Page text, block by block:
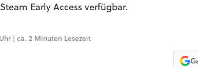
Early Access verfügbar.
Uhr | ca. 2 Minuten Lesezeit